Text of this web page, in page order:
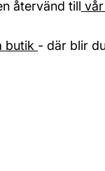
återvänd till
butik - där blir